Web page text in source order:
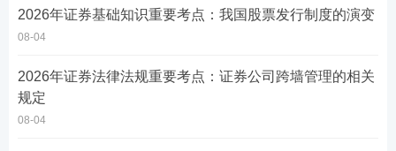
2026年证券基础知识重要考点：我国股票发行制度的演变
08-04
2026年证券法律法规重要考点：证券公司跨墙管理的相关
规定
08-04